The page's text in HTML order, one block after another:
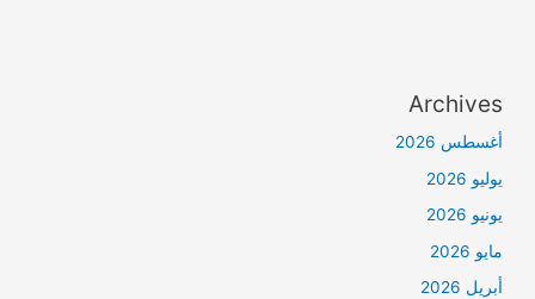
Archives
أغسطس 2026
يوليو 2026
يونيو 2026
مايو 2026
أبريل 2026